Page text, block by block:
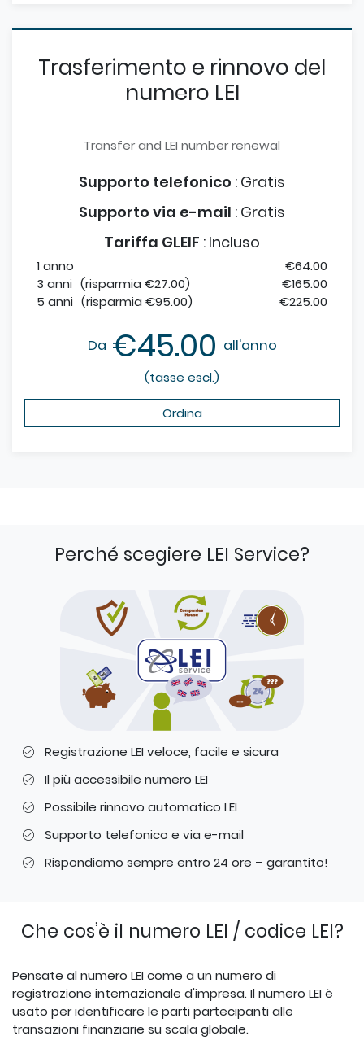
Trasferimento e rinnovo del
numero LEI
Transfer and LEI number renewal
Supporto telefonico : Gratis
Supporto via e-mail : Gratis
Tariffa GLEIF : Incluso
1 anno
€64.00
3 anni (risparmia €27.00)
€165.00
5 anni (risparmia €95.00) €225.00
Da €45.00 all'anno
(tasse escl.)
Ordina
Perché scegiere LEI Service?
Registrazione LEI veloce, facile e sicura
Il più accessibile numero LEI
Possibile rinnovo automatico LEI
Supporto telefonico e via e-mail
Rispondiamo sempre entro 24 ore – garantito!
Che cos’è il numero LEI / codice LEI?
Pensate al numero LEI come a un numero di
registrazione internazionale d'impresa. Il numero LEI è
usato per identificare le parti partecipanti alle
transazioni finanziarie su scala globale.